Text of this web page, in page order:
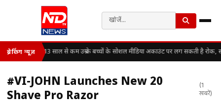
ब्रेकिंग न्यूज़ 13 साल से कम उम्र के बच्चों के सोशल मीडिया अकाउंट पर लग सकती है रोक,
#VI-JOHN Launches New ₹20
Shave Pro Razor
(1
खबरें)